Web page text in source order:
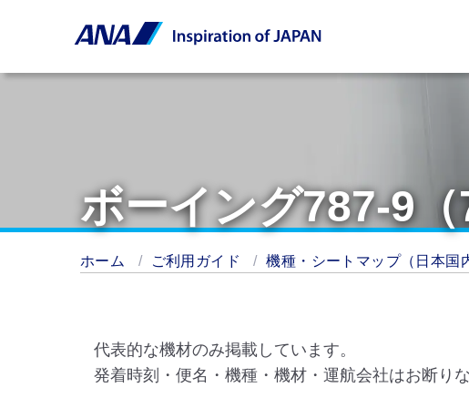
ボーイング787-9
ホーム ご利用ガイド 機種・シートマップ（日本国
代表的な機材のみ掲載しています。
発着時刻・便名・機種・機材・運航会社はお断り